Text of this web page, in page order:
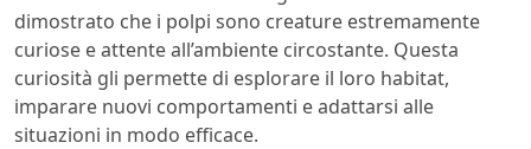
dimostrato che i polpi sono creature estremamente
curiose e attente all’ambiente circostante. Questa
curiosità gli permette di esplorare il loro habitat,
imparare nuovi comportamenti e adattarsi alle
situazioni in modo efficace.